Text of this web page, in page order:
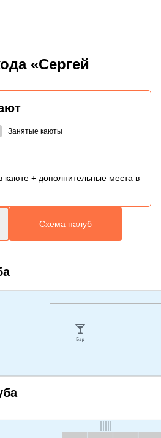
«Сергей
Занятые каюты
каюте + дополнительные места в
Схема палуб